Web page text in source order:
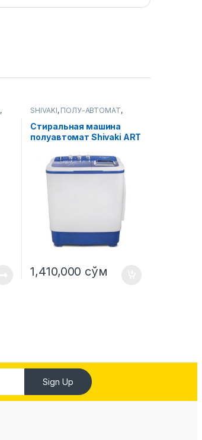
,
SHIVAKI, ПОЛУ-АВТОМАТ,
Стиральная машина
полуавтомат Shivaki ART
1,410,000 сўм
Sign Up